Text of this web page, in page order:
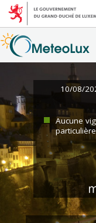
10/08/
Aucune
particulière